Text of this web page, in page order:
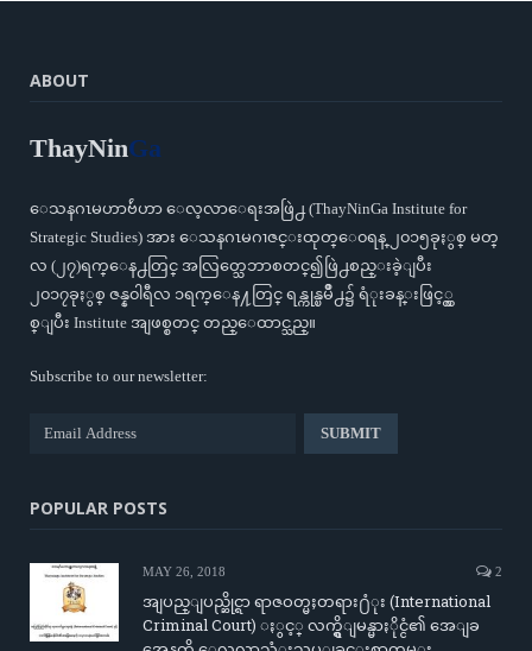
ABOUT
ThayNinGa
ေသနဂၤမဟာဗ်ဴဟာ ေလ့လာေရးအဖြဲ႕ (ThayNinGa Institute for
Strategic Studies) အား ေသနဂၤမဂၢဇင္းထုတ္ေ၀ရန္ ၂၀၁၅ခုႏွစ္ မတ္
လ (၂၇)ရက္ေန႕တြင္ အလြတ္သေဘာစတင္၍ဖြဲ႕စည္းခဲ့ျပီး
၂၀၁၇ခုႏွစ္ ဇန္န၀ါရီလ ၁ရက္ေန႔တြင္ ရန္ကုန္ၿမိဳ႕၌ ရံုးခန္းဖြင့္လွ
စ္ျပီး Institute အျဖစ္စတင္ တည္ေထာင္သည္။
Subscribe to our newsletter:
POPULAR POSTS
MAY 26, 2018 2
အျပည္ျပည္ဆိုင္ရာ ရာဇဝတ္မႈတရား႐ံုး (International
Criminal Court) ႏွင့္ လက္ရွိျမန္မာႏိုင္ငံ၏ အေျခ